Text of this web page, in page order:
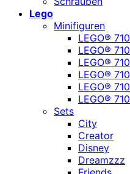
Lego
Minifiguren
LEGO®
LEGO®
LEGO®
LEGO®
LEGO®
LEGO®
Sets
City
Creator
Disney
Dreamzzz